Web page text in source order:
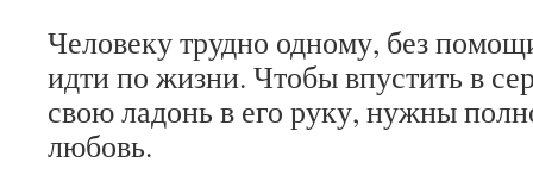
Человеку трудно одному, без
идти по жизни. Чтобы впустить в
свою ладонь в его руку, нужны
любовь.